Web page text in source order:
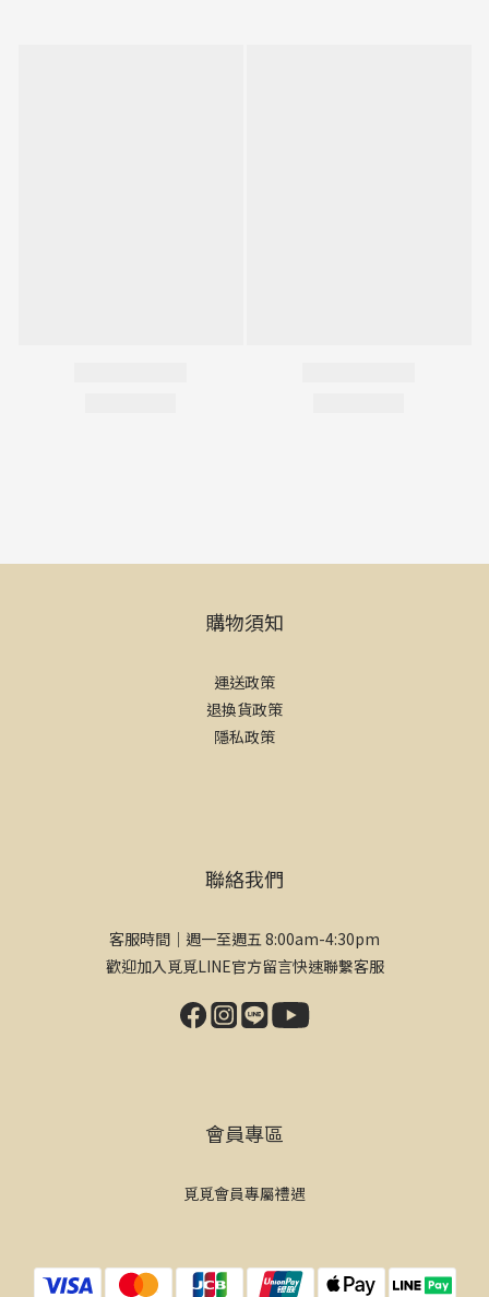
購物須知
運送政策
退換貨政策
隱私政策
聯絡我們
客服時間｜週一至週五 8:00am-4:30pm
歡迎加入覓覓LINE官方留言快速聯繫客服
會員專區
覓覓會員專屬禮遇